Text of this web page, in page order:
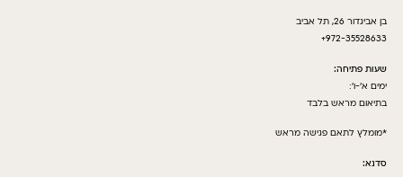
בן אביגדור 26, תל אביב
972-35528633+
שעות פתיחה:
ימים א’-ו’:
בתיאום מראש בלבד
*מומלץ לתאם פגישה מראש
סדנא: